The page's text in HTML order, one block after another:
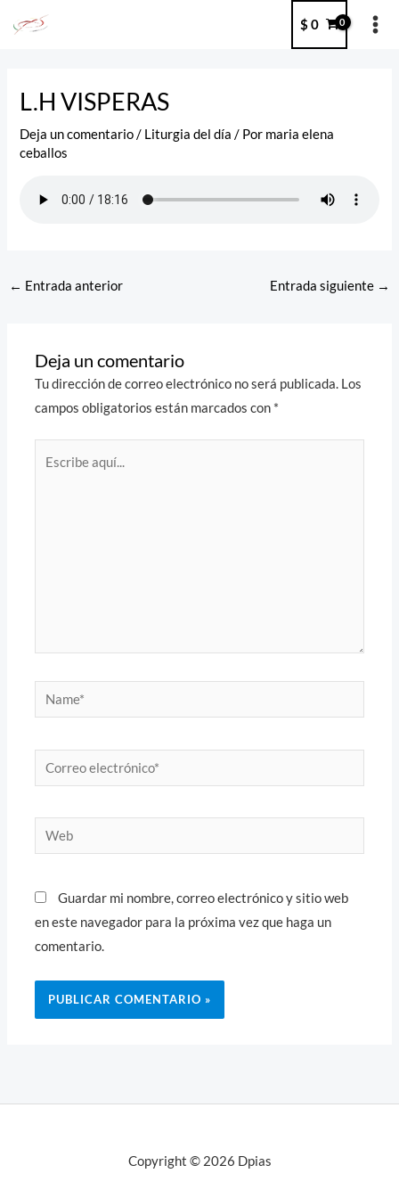
$ 0
L.H VISPERAS
Deja un comentario / Liturgia del día / Por maria elena
ceballos
← Entrada anterior Entrada siguiente →
Deja un comentario
Tu dirección de correo electrónico no será publicada. Los
campos obligatorios están marcados con *
Name*
Correo
electrónico*
Web
Guardar mi nombre, correo electrónico y sitio web
en este navegador para la próxima vez que haga un
comentario.
Copyright © 2026 Dpias